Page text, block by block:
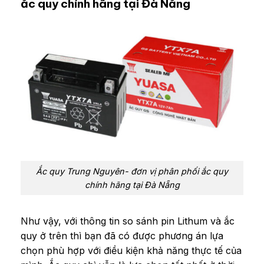
ắc quy chính hãng tại Đà Nẵng
Ắc quy Trung Nguyên- đơn vị phân phối ắc quy
chính hãng tại Đà Nẵng
Như vậy, với thông tin so sánh pin Lithum và ắc
quy ở trên thì bạn đã có được phương án lựa
chọn phù hợp với điều kiện khả năng thực tế của